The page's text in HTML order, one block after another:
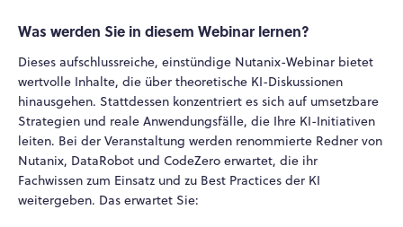
Was werden Sie in diesem Webinar lernen?
Dieses aufschlussreiche, einstündige Nutanix-Webinar bietet
wertvolle Inhalte, die über theoretische KI-Diskussionen
hinausgehen. Stattdessen konzentriert es sich auf umsetzbare
Strategien und reale Anwendungsfälle, die Ihre KI-Initiativen
leiten. Bei der Veranstaltung werden renommierte Redner von
Nutanix, DataRobot und CodeZero erwartet, die ihr
Fachwissen zum Einsatz und zu Best Practices der KI
weitergeben. Das erwartet Sie: